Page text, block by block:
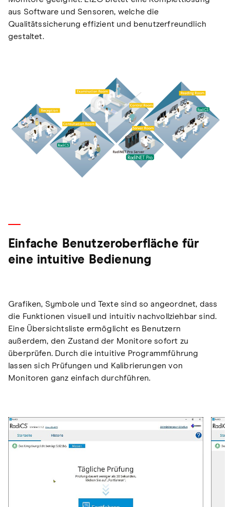
aus Software und Sensoren, welche die
Qualitätssicherung effizient und benutzerfreundlich
gestaltet.
Einfache Benutzeroberfläche für
eine intuitive Bedienung
Grafiken, Symbole und Texte sind so angeordnet, dass
die Funktionen visuell und intuitiv nachvollziehbar sind.
Eine Übersichtsliste ermöglicht es Benutzern
außerdem, den Zustand der Monitore sofort zu
überprüfen. Durch die intuitive Programmführung
lassen sich Prüfungen und Kalibrierungen von
Monitoren ganz einfach durchführen.